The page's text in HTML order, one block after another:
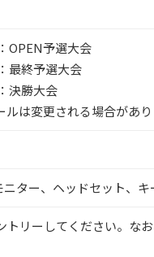
OPEN予選大会
最終予選大会
決勝大会
は変更される場合があ
ター、ヘッドセット、キ
トリーしてください。な